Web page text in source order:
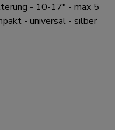
- 10-17" - max 5
- universal - silber